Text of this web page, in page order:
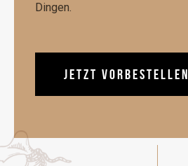
Dingen.
JETZT VORBESTELLEN